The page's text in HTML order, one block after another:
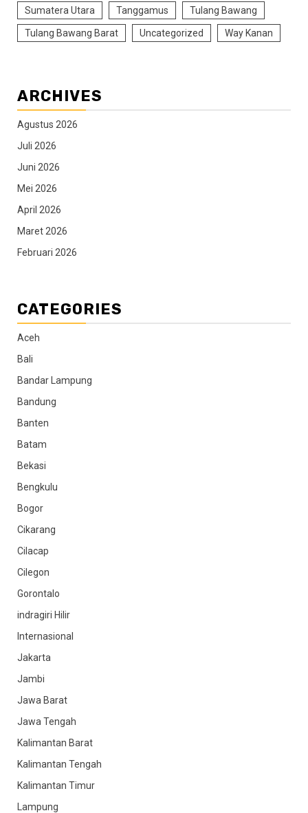
Sumatera Utara Tanggamus Tulang Bawang
Tulang Bawang Barat Uncategorized Way Kanan
ARCHIVES
Agustus 2026
Juli 2026
Juni 2026
Mei 2026
April 2026
Maret 2026
Februari 2026
CATEGORIES
Aceh
Bali
Bandar Lampung
Bandung
Banten
Batam
Bekasi
Bengkulu
Bogor
Cikarang
Cilacap
Cilegon
Gorontalo
indragiri Hilir
Internasional
Jakarta
Jambi
Jawa Barat
Jawa Tengah
Kalimantan Barat
Kalimantan Tengah
Kalimantan Timur
Lampung